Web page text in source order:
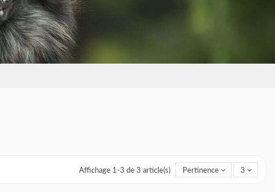
Affichage 1-3 de 3 article(s) Pertinence 3